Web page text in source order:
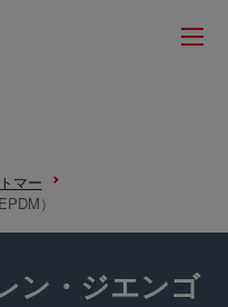
マー
）
ン・ジエンゴ